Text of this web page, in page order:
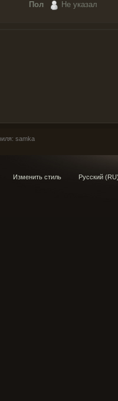
Пол Не указал
samka
Изменить стиль Русский